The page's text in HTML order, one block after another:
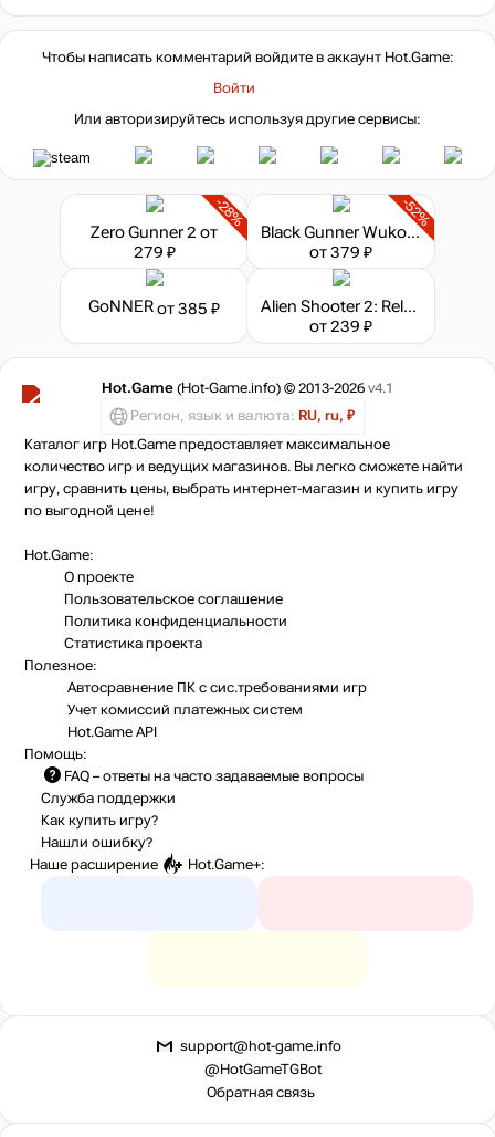
Чтобы написать комментарий войдите в аккаунт Hot.Game:
Войти
Или авторизируйтесь используя другие сервисы:
-28%
Zero Gunner 2 от
279 ₽
-52%
Black Gunner Wukong
от 379 ₽
GoNNERот 385 ₽
Alien Shooter 2: Reloaded
от 239 ₽
Hot.Game (Hot-Game.info) © 2013-2026 v4.1
Регион, язык и валюта: RU, ru, ₽
Каталог игр Hot.Game предоставляет максимальное
количество игр и ведущих магазинов. Вы легко сможете найти
игру, сравнить цены, выбрать интернет-магазин и купить игру
по выгодной цене!
Hot.Game:
О проекте
Пользовательское соглашение
Политика конфиденциальности
Статистика проекта
Полезное:
Автосравнение ПК с сис.требованиями игр
Учет комиссий платежных систем
Hot.Game API
Помощь:
FAQ – ответы на часто задаваемые вопросы
Служба поддержки
Как купить игру?
Нашли ошибку?
Наше расширение
Hot.Game+:
support@hot-game.info
@HotGameTGBot
Обратная связь